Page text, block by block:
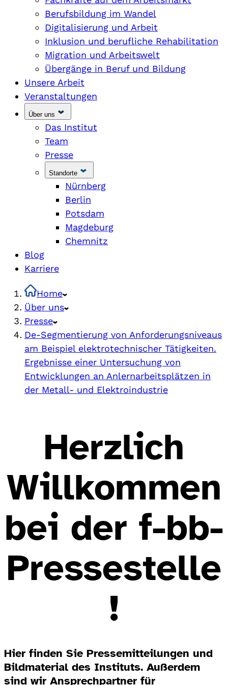
Berufsbildung im Wandel
Digitalisierung und Arbeit
Inklusion und berufliche Rehabilitation
Migration und Arbeitswelt
Übergänge in Beruf und Bildung
Unsere Arbeit
Veranstaltungen
Über uns
Das Institut
Team
Presse
Standorte
Nürnberg
Berlin
Potsdam
Magdeburg
Chemnitz
Blog
Karriere
Home
Über uns
Presse
De-Segmentierung von Anforderungsniveaus
am Beispiel elektrotechnischer Tätigkeiten.
Ergebnisse einer Untersuchung von
Entwicklungen an Anlernarbeitsplätzen in
der Metall- und Elektroindustrie
Herzlich
Willkommen
bei der f-bb-
Pressestelle
!
Hier finden Sie Pressemitteilungen und
Bildmaterial des Instituts. Außerdem
sind wir Ansprechpartner für